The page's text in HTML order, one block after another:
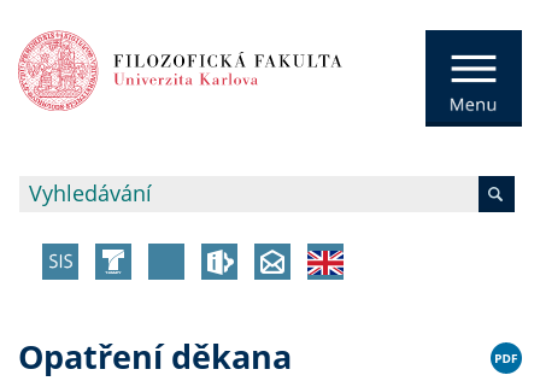
Opatření děkana